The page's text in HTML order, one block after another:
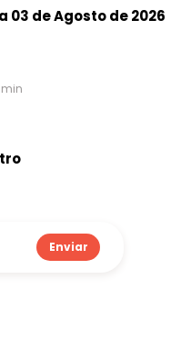
03 de Agosto de 2026
Enviar